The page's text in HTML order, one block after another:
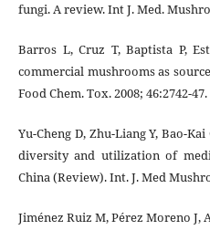
fungi. A review. Int J. Med.
Barros L, Cruz T, Baptista P,
commercial mushrooms as
Food Chem. Tox. 2008; 46:2742-47.
Yu-Cheng D, Zhu-Liang Y, Bao-
diversity and utilization of
China (Review). Int. J. Med
Jiménez Ruiz M, Pérez Moreno J,